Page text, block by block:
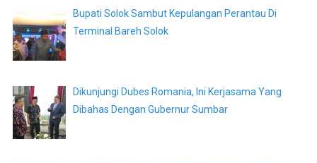
Bupati Solok Sambut Kepulangan Perantau Di
Terminal Bareh Solok
Dikunjungi Dubes Romania, Ini Kerjasama Yang
Dibahas Dengan Gubernur Sumbar